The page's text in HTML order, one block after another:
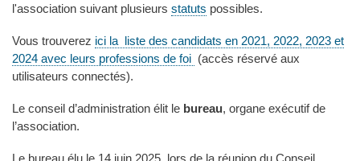
l'association suivant plusieurs statuts possibles.
Vous trouverez ici la liste des candidats en 2021, 2022, 2023 et
2024 avec leurs professions de foi (accès réservé aux
utilisateurs connectés).
Le conseil d’administration élit le bureau, organe exécutif de
l’association.
Le bureau élu le 14 juin 2025, lors de la réunion du Conseil